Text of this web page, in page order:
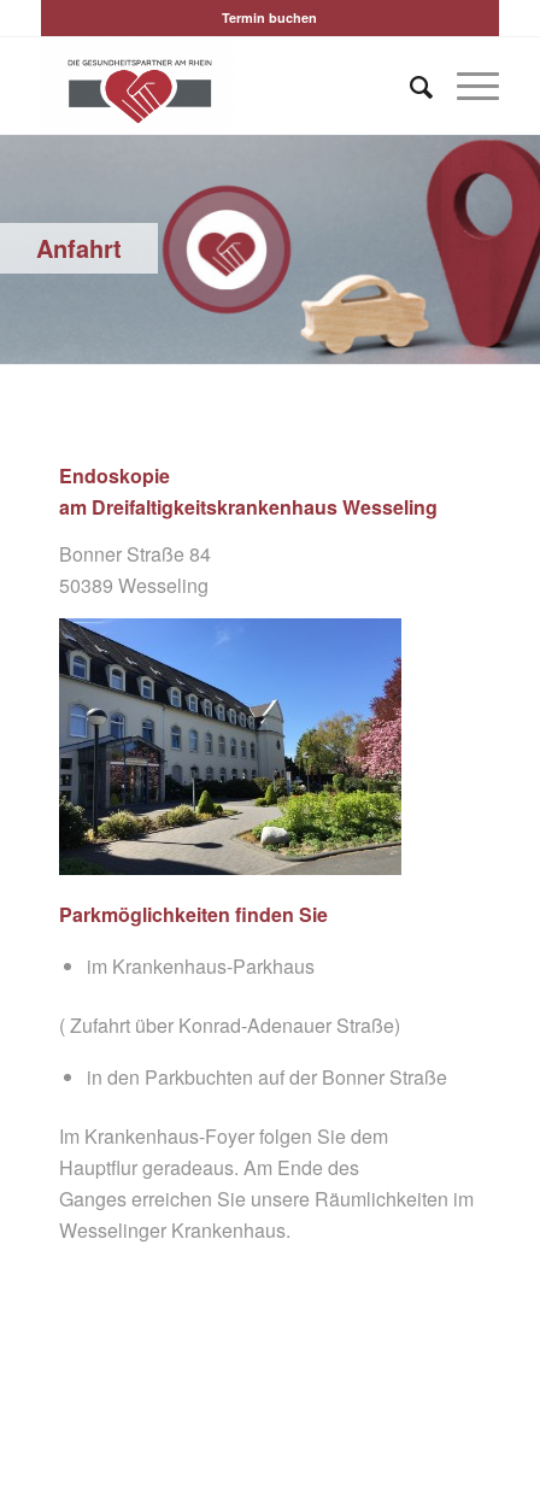
Termin buchen
Anfahrt
Endoskopie
am Dreifaltigkeitskrankenhaus Wesseling
Bonner Straße 84
50389 Wesseling
Parkmöglichkeiten finden Sie
im Krankenhaus-Parkhaus
( Zufahrt über Konrad-Adenauer Straße)
in den Parkbuchten auf der Bonner Straße
Im Krankenhaus-Foyer folgen Sie dem
Hauptflur geradeaus. Am Ende des
Ganges erreichen Sie unsere Räumlichkeiten im
Wesselinger Krankenhaus.